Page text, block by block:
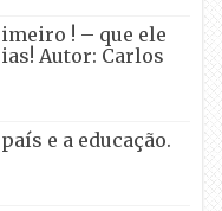
! – que ele
Autor: Carlos
e a educação.